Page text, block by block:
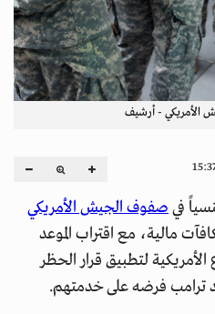
الأمريكي - أرشيف
فيصفوف الجيش الأمريكي
مالية، مع اقتراب الموعد
الأمريكية لتطبيق قرار الحظر
ترامب فرضه على خدمتهم.